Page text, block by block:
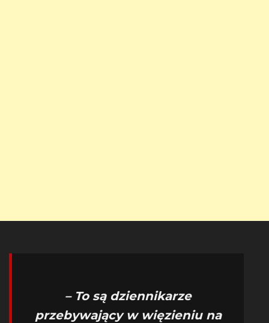
– To są dziennikarze
przebywający w więzieniu na